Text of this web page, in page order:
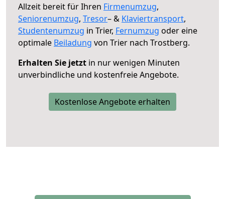
Allzeit bereit für Ihren Firmenumzug,
Seniorenumzug, Tresor– & Klaviertransport,
Studentenumzug in Trier, Fernumzug oder eine
optimale Beiladung von Trier nach Trostberg.
Erhalten Sie jetzt in nur wenigen Minuten
unverbindliche und kostenfreie Angebote.
Kostenlose Angebote erhalten